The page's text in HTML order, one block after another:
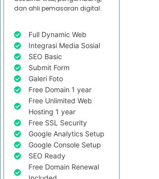
dan ahli pemasaran digital.
Full Dynamic Web
Integrasi Media Sosial
SEO Basic
Submit Form
Galeri Foto
Free Domain 1 year
Free Unlimited Web
Hosting 1 year
Free SSL Security
Google Analytics Setup
Google Console Setup
SEO Ready
Free Domain Renewal